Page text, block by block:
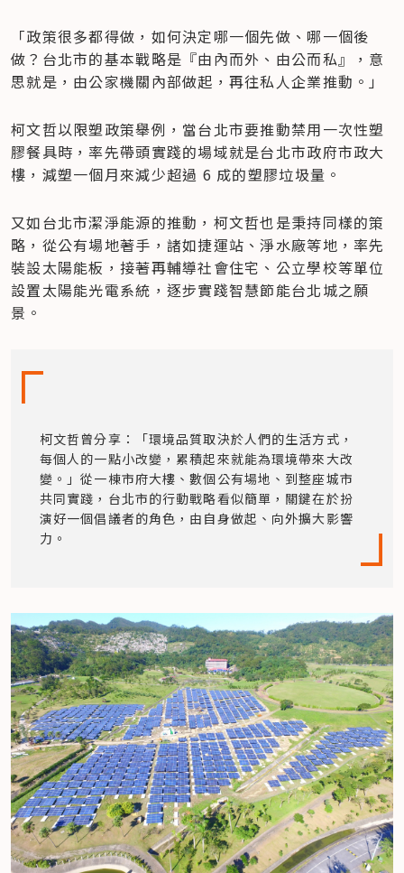
「政策很多都得做，如何決定哪一個先做、哪一個後
做？台北市的基本戰略是『由內而外、由公而私』，意
思就是，由公家機關內部做起，再往私人企業推動。」
柯文哲以限塑政策舉例，當台北市要推動禁用一次性塑
膠餐具時，率先帶頭實踐的場域就是台北市政府市政大
樓，減塑一個月來減少超過 6 成的塑膠垃圾量。
又如台北市潔淨能源的推動，柯文哲也是秉持同樣的策
略，從公有場地著手，諸如捷運站、淨水廠等地，率先
裝設太陽能板，接著再輔導社會住宅、公立學校等單位
設置太陽能光電系統，逐步實踐智慧節能台北城之願
景。
柯文哲曾分享：「環境品質取決於人們的生活方式，
每個人的一點小改變，累積起來就能為環境帶來大改
變。」從一棟市府大樓、數個公有場地、到整座城市
共同實踐，台北市的行動戰略看似簡單，關鍵在於扮
演好一個倡議者的角色，由自身做起、向外擴大影響
力。